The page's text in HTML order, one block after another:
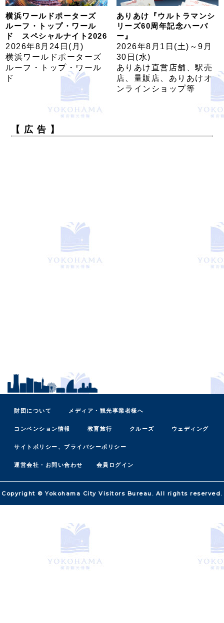
横浜ワールドポーターズ
ルーフ・トップ・ワール
ド スペシャルナイト2026
2026年8月24日(月)
横浜ワールドポーターズ
ルーフ・トップ・ワール
ド
ありあけ『ウルトラマンシ
リーズ60周年記念ハーバ
ー』
2026年8月1日(土)～9月
30日(水)
ありあけ直営店舗、駅売
店、量販店、ありあけオ
ンラインショップ等
【 広 告 】
財団について メディア・観光事業者様へ
コンベンション情報 教育旅行 クルーズ ウェディング
サイトポリシー、プライバシーポリシー
運営会社・お問い合わせ 会員ログイン
Copyright © Yokohama City Visitors Bureau. All rights reserved.